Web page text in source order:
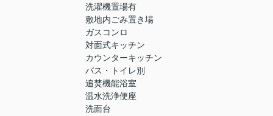
洗濯機置場有
敷地内ごみ置き場
ガスコンロ
対面式キッチン
カウンターキッチン
バス・トイレ別
追焚機能浴室
温水洗浄便座
洗面台